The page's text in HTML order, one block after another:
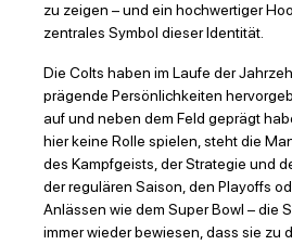
zu zeigen – und ein hochwertiger
zentrales Symbol dieser Identität.
Die Colts haben im Laufe der
prägende Persönlichkeiten
auf und neben dem Feld geprägt
hier keine Rolle spielen, steht die
des Kampfgeists, der Strategie und
der regulären Saison, den Playoffs
Anlässen wie dem Super Bowl – die
immer wieder bewiesen, dass sie zu